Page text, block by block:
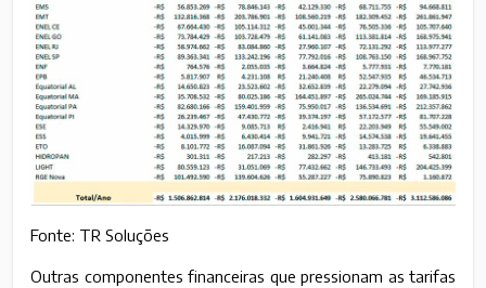
Fonte: TR Soluções
Outras componentes financeiras que pressionam as tarifas